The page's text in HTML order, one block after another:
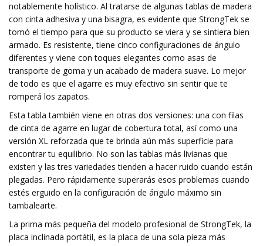
notablemente holístico. Al tratarse de algunas tablas de madera
con cinta adhesiva y una bisagra, es evidente que StrongTek se
tomó el tiempo para que su producto se viera y se sintiera bien
armado. Es resistente, tiene cinco configuraciones de ángulo
diferentes y viene con toques elegantes como asas de
transporte de goma y un acabado de madera suave. Lo mejor
de todo es que el agarre es muy efectivo sin sentir que te
romperá los zapatos.
Esta tabla también viene en otras dos versiones: una con filas
de cinta de agarre en lugar de cobertura total, así como una
versión XL reforzada que te brinda aún más superficie para
encontrar tu equilibrio. No son las tablas más livianas que
existen y las tres variedades tienden a hacer ruido cuando están
plegadas. Pero rápidamente superarás esos problemas cuando
estés erguido en la configuración de ángulo máximo sin
tambalearte.
La prima más pequeña del modelo profesional de StrongTek, la
placa inclinada portátil, es la placa de una sola pieza más